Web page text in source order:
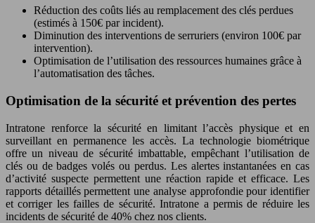
Réduction des coûts liés au remplacement des clés perdues
(estimés à 150€ par incident).
Diminution des interventions de serruriers (environ 100€ par
intervention).
Optimisation de l’utilisation des ressources humaines grâce à
l’automatisation des tâches.
Optimisation de la sécurité et prévention des pertes
Intratone renforce la sécurité en limitant l’accès physique et en
surveillant en permanence les accès. La technologie biométrique
offre un niveau de sécurité imbattable, empêchant l’utilisation de
clés ou de badges volés ou perdus. Les alertes instantanées en cas
d’activité suspecte permettent une réaction rapide et efficace. Les
rapports détaillés permettent une analyse approfondie pour identifier
et corriger les failles de sécurité. Intratone a permis de réduire les
incidents de sécurité de 40% chez nos clients.